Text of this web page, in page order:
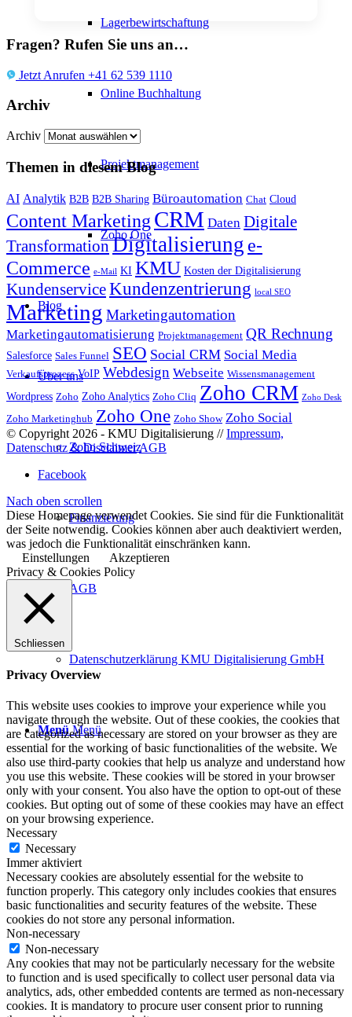
Lagerbewirtschaftung
Online Buchhaltung
Projektmanagement
Zoho One
Blog
Über uns
Zoho Schweiz
Finanzierung
AGB
Datenschutzerklärung KMU Digitalisierung GmbH
Menü Menü
Fragen? Rufen Sie uns an…
Jetzt Anrufen +41 62 539 1110
Archiv
Archiv
Themen in diesem Blog
AI Analytik B2B B2B Sharing Büroautomation Chat Cloud
Content Marketing CRM Daten Digitale
TransformationDigitalisierung e-
Commerce e-Mail KI KMU Kosten der Digitalisierung
KundenserviceKundenzentrierung local SEO
Marketing Marketingautomation
Marketingautomatisierung Projektmanagement QR Rechnung
Salesforce Sales Funnel SEO Social CRM Social Media
Verkaufsprozess VoIP Webdesign Webseite Wissensmanagement
Wordpress Zoho Zoho Analytics Zoho Cliq Zoho CRM Zoho Desk
Zoho Marketinghub Zoho One Zoho Show Zoho Social
© Copyright 2026 - KMU Digitalisierung //Impressum,
Datenschutz & DisclaimerAGB
Facebook
Nach oben scrollen
Diese Homepage verwendet Cookies. Sie sind für die Funktionalität
der Seite notwendig. Cookies können aber auch deaktiviert werden,
was jedoch die Funktionalität einschränken kann.
Einstellungen
Akzeptieren
Privacy & Cookies Policy
Schliessen
Privacy Overview
This website uses cookies to improve your experience while you
navigate through the website. Out of these cookies, the cookies that
are categorized as necessary are stored on your browser as they are
essential for the working of basic functionalities of the website. We
also use third-party cookies that help us analyze and understand how
you use this website. These cookies will be stored in your browser
only with your consent. You also have the option to opt-out of these
cookies. But opting out of some of these cookies may have an effect
on your browsing experience.
Necessary
Necessary
Immer aktiviert
Necessary cookies are absolutely essential for the website to
function properly. This category only includes cookies that ensures
basic functionalities and security features of the website. These
cookies do not store any personal information.
Non-necessary
Non-necessary
Any cookies that may not be particularly necessary for the website
to function and is used specifically to collect user personal data via
analytics, ads, other embedded contents are termed as non-necessary
cookies. It is mandatory to procure user consent prior to running